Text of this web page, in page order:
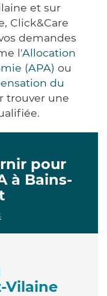
et sur
Click&Care
demandes
l'Allocation
(APA) ou
du
trouver une
pour
à Bains-
Vilaine